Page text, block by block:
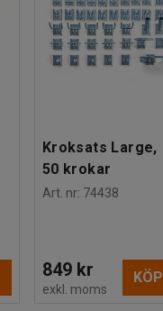
Kroksats Large,
50 krokar
Art. nr: 74438
849 kr
exkl. moms
KÖP